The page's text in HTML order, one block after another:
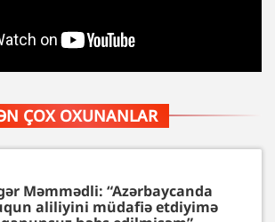
ÇOX OXUNANLAR
Məmmədli: “Azərbaycanda
aliliyini müdafiə etdiyimə